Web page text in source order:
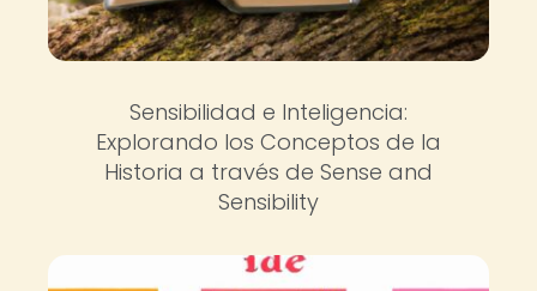
Sensibilidad e Inteligencia:
Explorando los Conceptos de la
Historia a través de Sense and
Sensibility